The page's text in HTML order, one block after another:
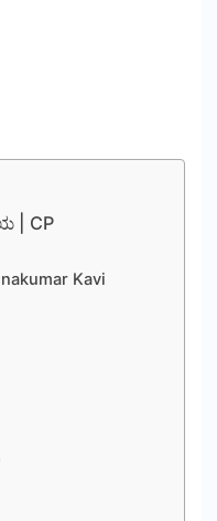
| CP
Kavi